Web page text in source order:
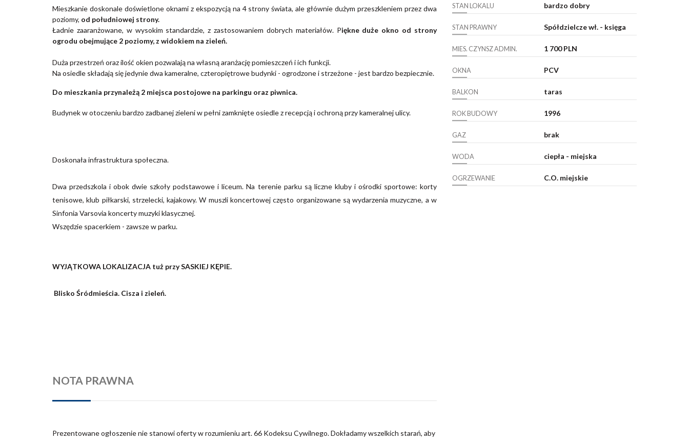
Mieszkanie doskonale doświetlone oknami z ekspozycją na 4 strony świata, ale głównie dużym przeszkleniem przez dwa
poziomy, od południowej strony.
Ładnie zaaranżowane, w wysokim standardzie, z zastosowaniem dobrych materiałów. Piękne duże okno od strony
ogrodu obejmujące 2 poziomy, z widokiem na zieleń.
Duża przestrzeń oraz ilość okien pozwalają na własną aranżację pomieszczeń i ich funkcji.
Na osiedle składają się jedynie dwa kameralne, czteropiętrowe budynki - ogrodzone i strzeżone - jest bardzo bezpiecznie.
Do mieszkania przynależą 2 miejsca postojowe na parkingu oraz piwnica.
Budynek w otoczeniu bardzo zadbanej zieleni w pełni zamknięte osiedle z recepcją i ochroną przy kameralnej ulicy.
Doskonała infrastruktura społeczna.
Dwa przedszkola i obok dwie szkoły podstawowe i liceum. Na terenie parku są liczne kluby i ośrodki sportowe: korty
tenisowe, klub piłkarski, strzelecki, kajakowy. W muszli koncertowej często organizowane są wydarzenia muzyczne, a w
Sinfonia Varsovia koncerty muzyki klasycznej.
Wszędzie spacerkiem - zawsze w parku.
WYJĄTKOWA LOKALIZACJA tuż przy SASKIEJ KĘPIE.
Blisko Śródmieścia. Cisza i zieleń.
NOTA PRAWNA
Prezentowane ogłoszenie nie stanowi oferty w rozumieniu art. 66 Kodeksu Cywilnego. Dokładamy wszelkich starań, aby
STAN LOKALU bardzo dobry
STAN PRAWNY Spółdzielcze wł. - księga
MIES. CZYNSZ ADMIN. 1 700 PLN
OKNA PCV
BALKON taras
ROK BUDOWY 1996
GAZ brak
WODA ciepła - miejska
OGRZEWANIE C.O. miejskie